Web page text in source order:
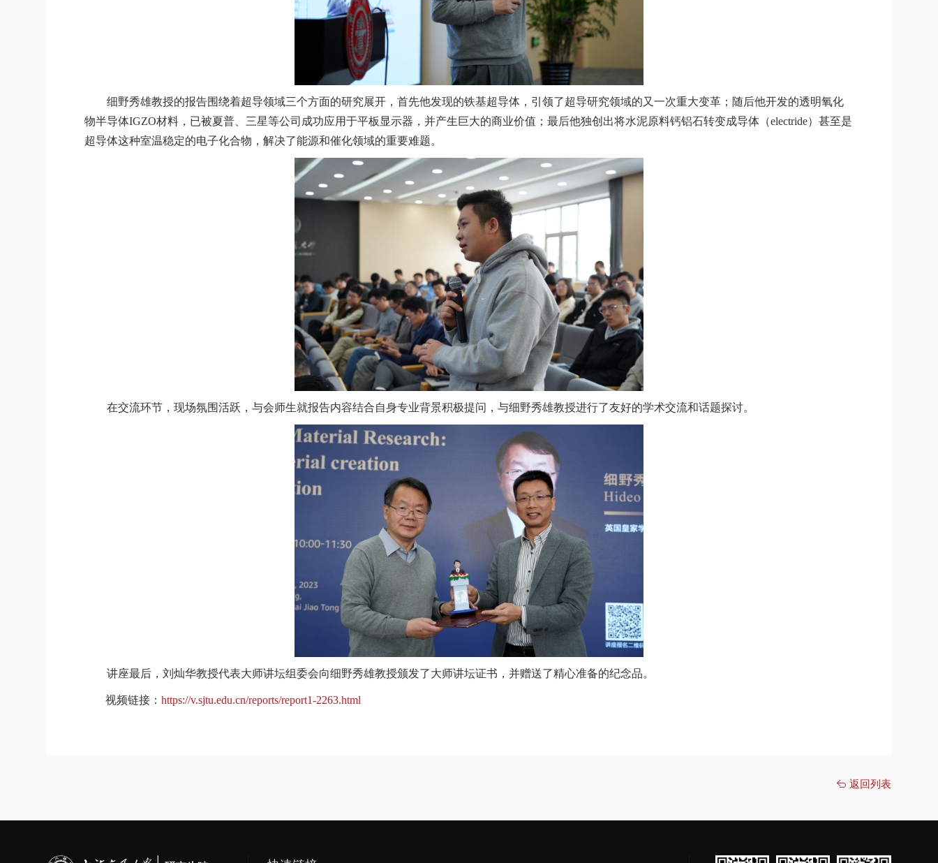
细野秀雄教授的报告围绕着超导领域三个方面的研究展开，首先他发现的铁基超导体，引领了超导研究领域的又一次重大变革；随后他开发的透明氧化
物半导体IGZO材料，已被夏普、三星等公司成功应用于平板显示器，并产生巨大的商业价值；最后他独创出将水泥原料钙铝石转变成导体（electride）甚至是
超导体这种室温稳定的电子化合物，解决了能源和催化领域的重要难题。
在交流环节，现场氛围活跃，与会师生就报告内容结合自身专业背景积极提问，与细野秀雄教授进行了友好的学术交流和话题探讨。
讲座最后，刘灿华教授代表大师讲坛组委会向细野秀雄教授颁发了大师讲坛证书，并赠送了精心准备的纪念品。
视频链接： https://v.sjtu.edu.cn/reports/report1-2263.html
返回列表